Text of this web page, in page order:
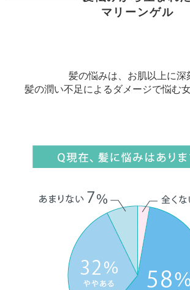
マリーンゲル
髪の悩みは、お肌以上に深
髪の潤い不足によるダメージで悩む